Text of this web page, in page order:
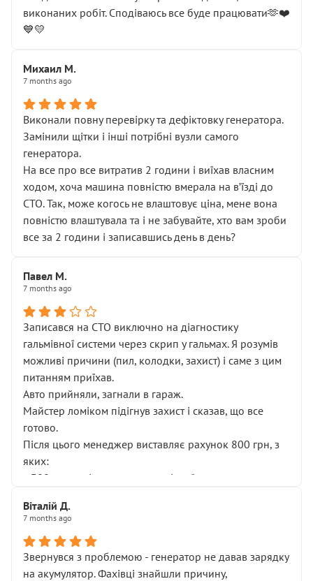
виконаних робіт. Сподіваюсь все буде працювати🫶❤️
💙💛
Михаил М.
7 months ago
Виконали повну перевірку та дефіктовку генератора.
Замінили щітки і інші потрібні вузли самого
генератора.
На все про все витратив 2 години і виїхав власним
ходом, хоча машина повністю вмерала на вʼїзді до
СТО. Так, може когось не влаштовує ціна, мене вона
повністю влаштувала та і не забувайте, хто вам зроби
все за 2 години і записавшись день в день?
Павел М.
7 months ago
Записався на СТО виключно на діагностику
гальмівної системи через скрип у гальмах. Я розумів
можливі причини (пил, колодки, захист) і саме з цим
питанням приїхав.
Авто прийняли, загнали в гараж.
Майстер ломіком підігнув захист і сказав, що все
готово.
Після цього менеджер виставляє рахунок 800 грн, з
яких:
• 300 грн — діагностика гальмівної системи
НЕ погоджував
послуга. Тим більше, я був поруч і жодної реальної
діагностики ходової не проводилось. Після
зауваження гроші за цю “послугу” повернули, що
Віталій Д.
7 months ago
Звернувся з проблемою - генератор не давав зарядку
на акумулятор. Фахівці знайшли причину,